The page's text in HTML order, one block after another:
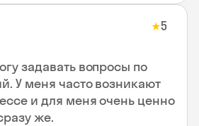
★5
задавать вопросы по
У меня часто возникают
и для меня очень ценно
же.